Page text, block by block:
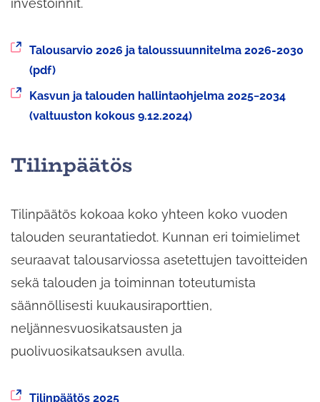
investoinnit.
Siirryt
toiseen
palveluun
Talousarvio 2026 ja taloussuunnitelma 2026-2030
(pdf)
Siirryt
toiseen
Kasvun ja talouden hallintaohjelma 2025−2034
(valtuuston kokous 9.12.2024)
Tilinpäätös
Tilinpäätös kokoaa koko yhteen koko vuoden
talouden seurantatiedot. Kunnan eri toimielimet
seuraavat talousarviossa asetettujen tavoitteiden
sekä talouden ja toiminnan toteutumista
säännöllisesti kuukausiraporttien,
neljännesvuosikatsausten ja
puolivuosikatsauksen avulla.
SiirrytTilinpäätös 2025